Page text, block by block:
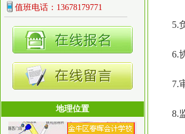
值班电话：13678179771
地理位置
5.负
6.协
7.审
8.监